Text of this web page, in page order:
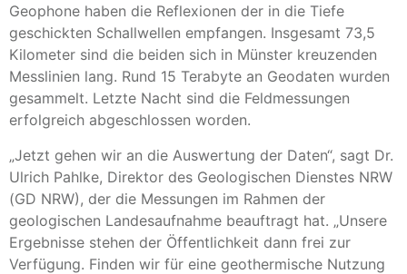
Geophone haben die Reflexionen der in die Tiefe
geschickten Schallwellen empfangen. Insgesamt 73,5
Kilometer sind die beiden sich in Münster kreuzenden
Messlinien lang. Rund 15 Terabyte an Geodaten wurden
gesammelt. Letzte Nacht sind die Feldmessungen
erfolgreich abgeschlossen worden.
„Jetzt gehen wir an die Auswertung der Daten“, sagt Dr.
Ulrich Pahlke, Direktor des Geologischen Dienstes NRW
(GD NRW), der die Messungen im Rahmen der
geologischen Landesaufnahme beauftragt hat. „Unsere
Ergebnisse stehen der Öffentlichkeit dann frei zur
Verfügung. Finden wir für eine geothermische Nutzung